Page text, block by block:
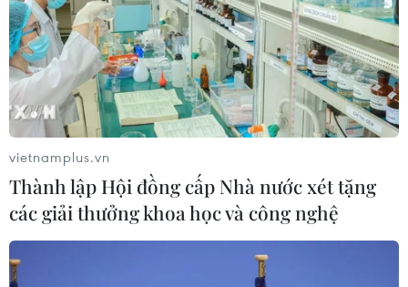
địa phương, tham quan địa phương lân cận.
vietnamplus.vn
Thành lập Hội đồng cấp Nhà nước xét tặng
các giải thưởng khoa học và công nghệ